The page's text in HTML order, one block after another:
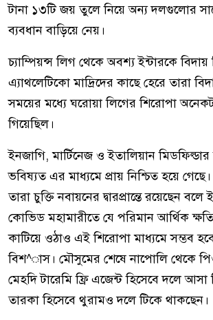
টানা ১৩টি জয় তুলে নিয়ে অন্য দলগুলোর
ব্যবধান বাড়িয়ে নেয়।
চ্যাম্পিয়ন্স লিগ থেকে অবশ্য ইন্টারকে বিদায়
এ্যাথলেটিকো মাদ্রিদের কাছে হেরে তারা
সময়ের মধ্যে ঘরোয়া লিগের শিরোপা
গিয়েছিল।
ইনজাগি, মার্টিনেজ ও ইতালিয়ান
ভবিষ্যত এর মাধ্যমে প্রায় নিশ্চিত হয়ে গেছে।
তারা চুক্তি নবায়নের দ্বারপ্রান্তে রয়েছেন বলে
কোভিড মহামারীতে যে পরিমান আর্থিক ক্ষতি
কাটিয়ে ওঠাও এই শিরোপা মাধ্যমে সম্ভব
বিশ^াস। মৌসুমের শেষে নাপোলি থেকে
মেহদি টারেমি ফ্রি এজেন্ট হিসেবে দলে আসা
তারকা হিসেবে থুরামও দলে টিকে থাকছেন।